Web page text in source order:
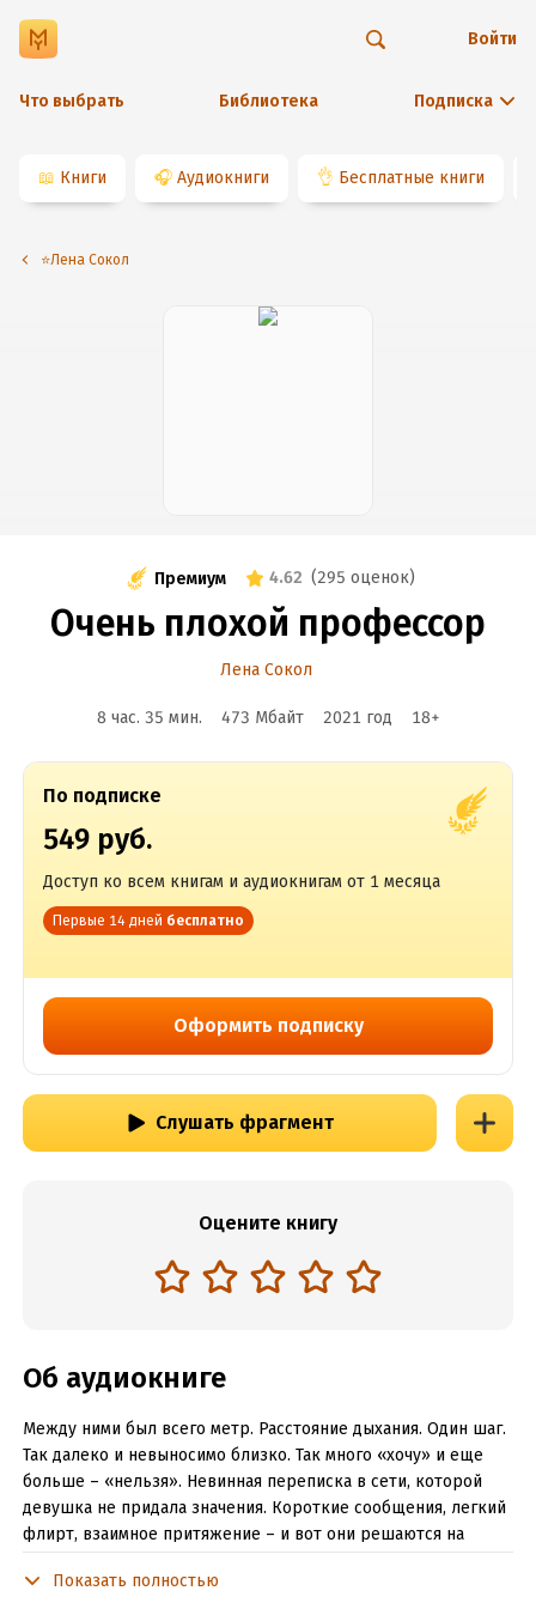
Что выбрать Библиотека Подписка
Войти
📖 Книги 🎧 Аудиокниги 👌 Бесплатные книги
⭐️Лена Сокол
Премиум 4.62 (295 оценок)
Очень плохой профессор
Лена Сокол
8 час. 35 мин. 473 Мбайт 2021 год 18+
По подписке
549 руб.
Доступ ко всем книгам и аудиокнигам от 1 месяца
Первые 14 дней бесплатно
Оформить подписку
Слушать фрагмент
Оцените книгу
Об аудиокниге
Между ними был всего метр. Расстояние дыхания. Один шаг.
Так далеко и невыносимо близко. Так много «хочу» и еще
больше – «нельзя». Невинная переписка в сети, которой
девушка не придала значения. Короткие сообщения, легкий
флирт, взаимное притяжение – и вот они решаются на
преследует его во снах, сводит мужчину с ума. А он
Показать полностью